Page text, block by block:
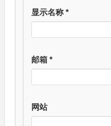
显示名称 *
邮箱 *
网站